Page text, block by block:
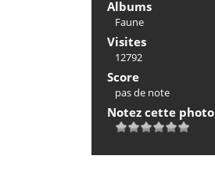
Albums
Faune
Visites
12792
Score
pas de note
Notez cette photo